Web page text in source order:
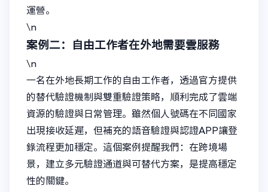
運營。
\n
案例二：自由工作者在外地需要雲服務
\n
一名在外地長期工作的自由工作者，透過官方提供
的替代驗證機制與雙重驗證策略，順利完成了雲端
資源的驗證與日常管理。雖然個人號碼在不同國家
出現接收延遲，但補充的語音驗證與認證APP讓登
錄流程更加穩定。這個案例提醒我們：在跨境場
景，建立多元驗證通道與可替代方案，是提高穩定
性的關鍵。